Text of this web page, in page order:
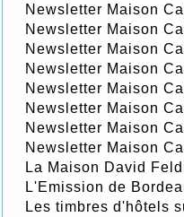
Newsletter Maison
Newsletter Maison
Newsletter Maison
Newsletter Maison
Newsletter Maison
Newsletter Maison
Newsletter Maison
Newsletter Maison
La Maison David
L'Emission de
Les timbres d'hôtels